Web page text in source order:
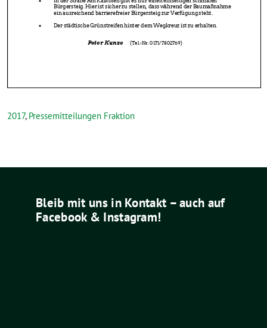
2017, Pressemitteilungen Fraktion
Bleib mit uns in Kontakt – auch auf
Facebook & Instagram!